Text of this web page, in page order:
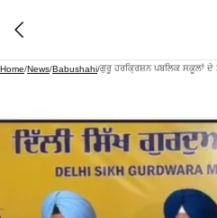
Home/News/Babushahi/